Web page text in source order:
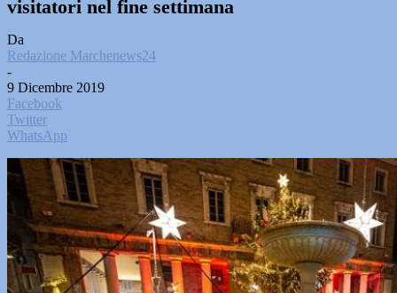
visitatori nel fine settimana
Da
Redazione Marchenews24
-
9 Dicembre 2019
Facebook
Twitter
WhatsApp